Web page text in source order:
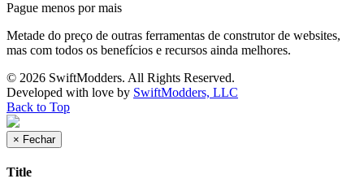
Pague menos por mais
Metade do preço de outras ferramentas de construtor de websites,
mas com todos os benefícios e recursos ainda melhores.
© 2026 SwiftModders. All Rights Reserved.
Developed with love by SwiftModders, LLC
Back to Top
× Fechar
Title